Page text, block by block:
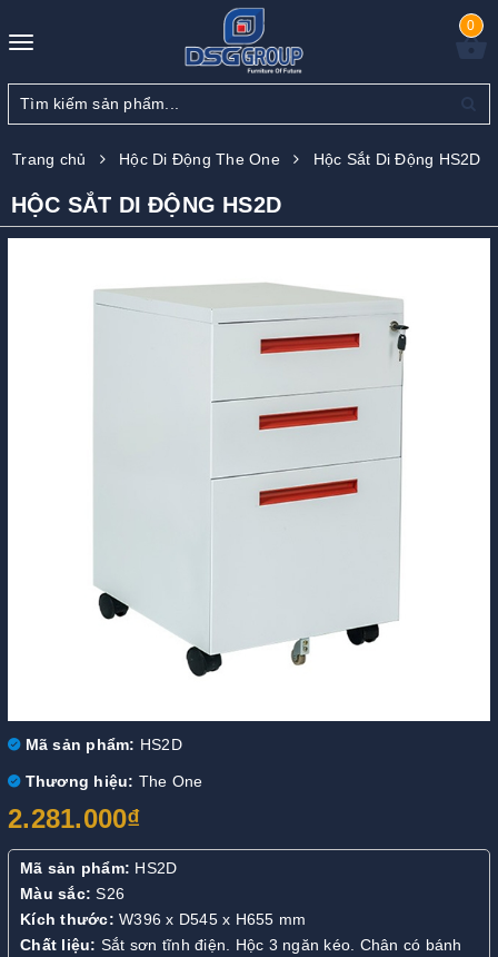
Toggle
0
Trang chủ Hộc Di Động The One Hộc Sắt Di Động HS2D
HỘC SẮT DI ĐỘNG HS2D
Mã sản phẩm: HS2D
Thương hiệu: The One
2.281.000₫
Mã sản phẩm: HS2D
Màu sắc: S26
Kích thước: W396 x D545 x H655 mm
Chất liệu: Sắt sơn tĩnh điện. Hộc 3 ngăn kéo. Chân có bánh